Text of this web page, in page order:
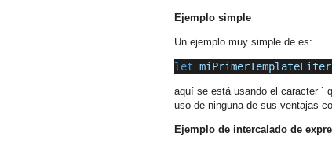
Ejemplo simple
Un ejemplo muy simple de es:
let
aquí se está usando el caracter `
uso de ninguna de sus ventajas
Ejemplo de intercalado de